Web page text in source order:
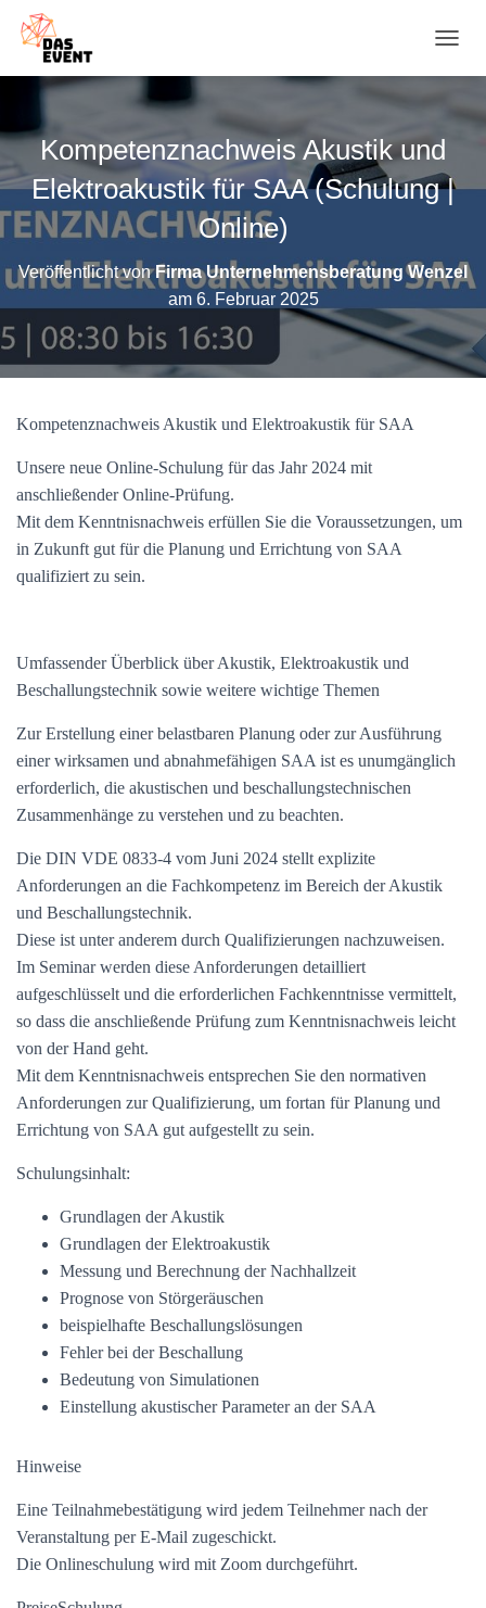
A
T
M
H
A
Kompetenznachweis Akustik und
Elektroakustik für SAA (Schulung |
Online)
Veröffentlicht vonFirma Unternehmensberatung Wenzel
am 6. Februar 2025
Kompetenznachweis Akustik und Elektroakustik für SAA
Unsere neue Online-Schulung für das Jahr 2024 mit
anschließender Online-Prüfung.
Mit dem Kenntnisnachweis erfüllen Sie die Voraussetzungen, um
in Zukunft gut für die Planung und Errichtung von SAA
qualifiziert zu sein.
Umfassender Überblick über Akustik, Elektroakustik und
Beschallungstechnik sowie weitere wichtige Themen
Zur Erstellung einer belastbaren Planung oder zur Ausführung
einer wirksamen und abnahmefähigen SAA ist es unumgänglich
erforderlich, die akustischen und beschallungstechnischen
Zusammenhänge zu verstehen und zu beachten.
Die DIN VDE 0833-4 vom Juni 2024 stellt explizite
Anforderungen an die Fachkompetenz im Bereich der Akustik
und Beschallungstechnik.
Diese ist unter anderem durch Qualifizierungen nachzuweisen.
Im Seminar werden diese Anforderungen detailliert
aufgeschlüsselt und die erforderlichen Fachkenntnisse vermittelt,
so dass die anschließende Prüfung zum Kenntnisnachweis leicht
von der Hand geht.
Mit dem Kenntnisnachweis entsprechen Sie den normativen
Anforderungen zur Qualifizierung, um fortan für Planung und
Errichtung von SAA gut aufgestellt zu sein.
Schulungsinhalt:
Grundlagen der Akustik
Grundlagen der Elektroakustik
Messung und Berechnung der Nachhallzeit
Prognose von Störgeräuschen
beispielhafte Beschallungslösungen
Fehler bei der Beschallung
Bedeutung von Simulationen
Einstellung akustischer Parameter an der SAA
Hinweise
Eine Teilnahmebestätigung wird jedem Teilnehmer nach der
Veranstaltung per E-Mail zugeschickt.
Die Onlineschulung wird mit Zoom durchgeführt.